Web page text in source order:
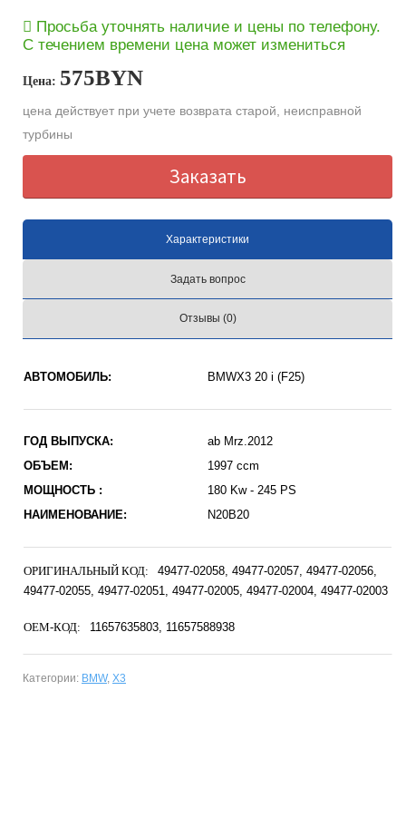
Просьба уточнять наличие и цены по телефону.
С течением времени цена может измениться
Цена: 575BYN
цена действует при учете возврата старой, неисправной
турбины
Заказать
Характеристики
Задать вопрос
Отзывы (0)
АВТОМОБИЛЬ: BMWX3 20 i (F25)
ГОД ВЫПУСКА:
ab Mrz.2012
ОБЪЕМ:
1997 ccm
МОЩНОСТЬ :
180 Kw - 245 PS
НАИМЕНОВАНИЕ:
N20B20
ОРИГИНАЛЬНЫЙ КОД: 49477-02058 49477-02057 49477-02056
49477-02055 49477-02051 49477-02005 49477-02004 49477-02003
OEM-КОД: 11657635803 11657588938
Категории: BMW, X3